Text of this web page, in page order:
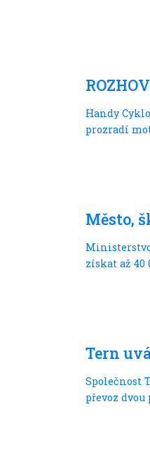
Handy
prozradí
Město,
získat až 40
Tern
Společnost
převoz dvou